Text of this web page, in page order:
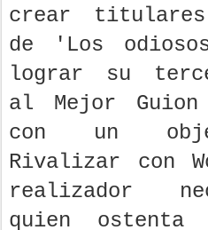
crear
de 'Los
lograr su
al Mejor
con un
Rivalizar con
realizador
quien